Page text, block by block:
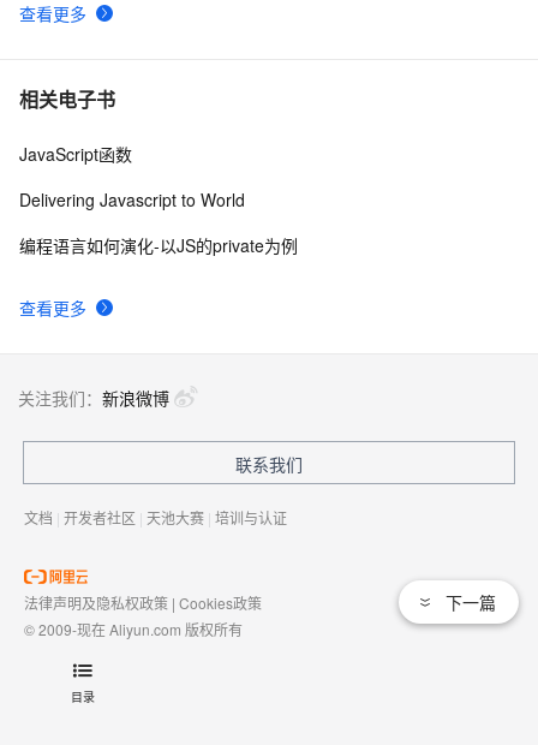
目录
查看更多
相关电子书
查看更多
JavaScript函数
Delivering Javascript to World
编程语言如何演化-以JS的private为例
下一篇
关注我们： 新浪微博
联系我们
文档 | 开发者社区 | 天池大赛 | 培训与认证
法律声明及隐私权政策 | Cookies政策
© 2009-现在 Aliyun.com 版权所有
域名注册服务机构许可：